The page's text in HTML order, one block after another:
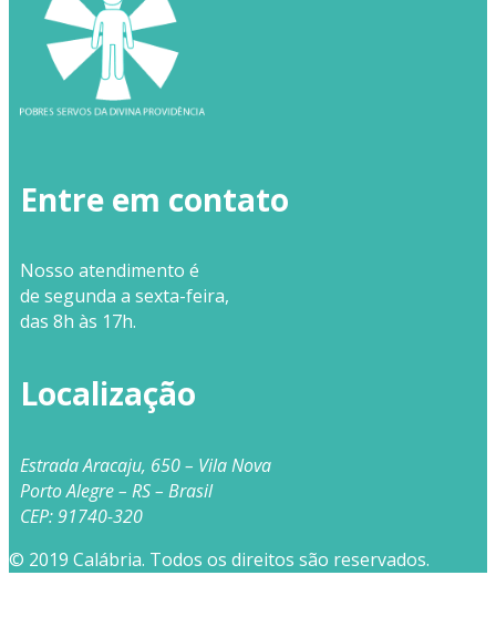
Entre em contato
Nosso atendimento é
de segunda a sexta-feira,
das 8h às 17h.
Localização
Estrada Aracaju, 650 – Vila Nova
Porto Alegre – RS – Brasil
CEP: 91740-320
© 2019 Calábria. Todos os direitos são reservados.